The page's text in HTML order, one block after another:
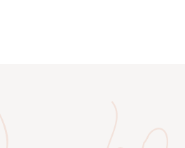
з